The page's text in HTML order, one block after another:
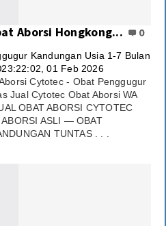
Aborsi Hongkong... 0
Kandungan Usia 1-7 Bulan
23:22:02, 01 Feb 2026
Cytotec - Obat Penggugur
Jual Cytotec Obat Aborsi WA
OBAT ABORSI CYTOTEC
ASLI — OBAT
TUNTAS . . .